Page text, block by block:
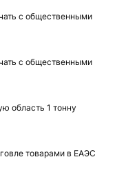
с общественными
с общественными
область 1 тонну
товарами в ЕАЭС